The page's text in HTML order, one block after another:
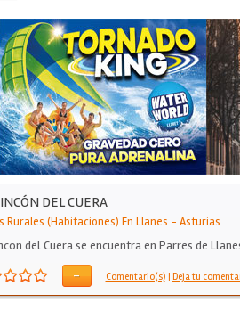
DEL CUERA
Rurales (Habitaciones) En Llanes - Asturias
del Cuera se encuentra en Parres de
- Comentario(s) | Deja tu